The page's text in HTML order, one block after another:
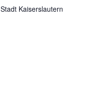
Stadt Kaiserslautern